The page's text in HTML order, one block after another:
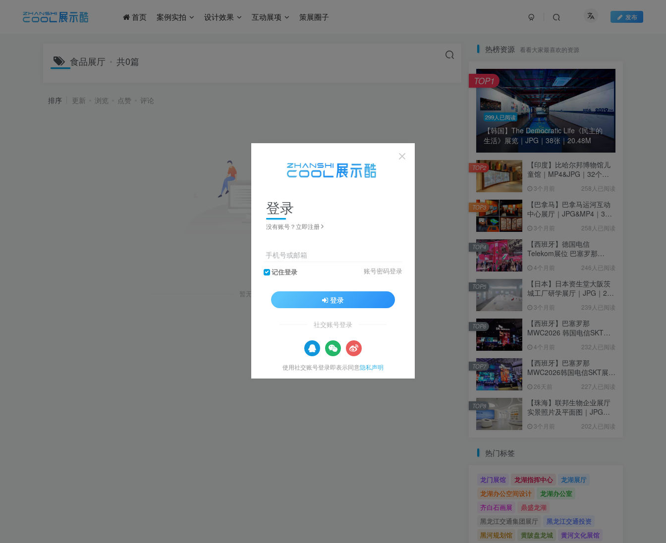
首页 案例实拍 设计效果 互动展项 策展圈子 发布
食品展厅 共0篇
排序 更新 浏览 点赞 评论
暂无内容
热榜资源 看看大家最喜欢的资源
299人已阅读
【韩国】The Democratic Life《民主的
生活》展览｜JPG｜38张｜20.48M
TOP1
【印度】比哈尔邦博物馆儿
童馆｜MP4&JPG｜32个｜
3个月前 258人已阅读
TOP2
【巴拿马】巴拿马运河互动
中心展厅｜JPG&MP4｜39
3个月前 258人已阅读
TOP3
【西班牙】德国电信
Telekom展位 巴塞罗那
｜77.42M
4个月前 246人已阅读
TOP4
【日本】日本资生堂大阪茨
城工厂研学展厅｜JPG｜26
3个月前 239人已阅读
TOP5
【西班牙】巴塞罗那
MWC2026 韩国电信SKT展
105.67M
4个月前 232人已阅读
TOP6
【西班牙】巴塞罗那
MWC2026韩国电信SKT展台
个｜16.51M
26天前 227人已阅读
TOP7
【珠海】联邦生物企业展厅
实景照片及平面图｜JPG｜
3个月前 202人已阅读
TOP8
热门标签
龙门展馆 龙湖指挥中心
龙湖展厅
龙湖办公空间设计
龙湖办公室
齐白石画展
鼎盛龙湖
黑龙江交通集团展厅
黑龙江交通投资
黑河规划馆
黄陂盘龙城
黄河文化展馆
登录
没有账号？立即注册
手机号或邮箱
记住登录 账号密码登录
登录
社交账号登录
使用社交账号登录即表示同意隐私声明